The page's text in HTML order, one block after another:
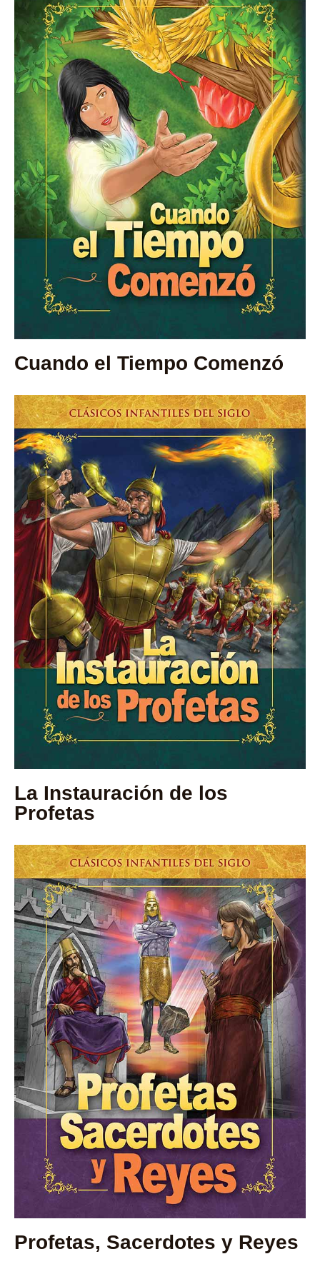
Cuando el Tiempo Comenzó
La Instauración de los
Profetas
Profetas, Sacerdotes y Reyes